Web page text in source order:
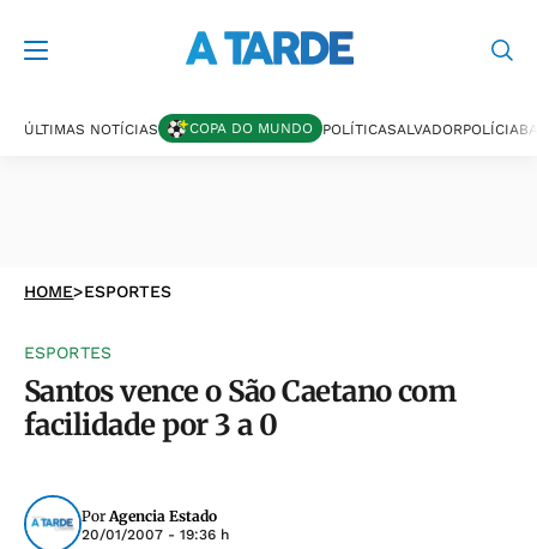
ÚLTIMAS NOTÍCIAS COPA DO MUNDO POLÍTICASALVADORPOLÍCIA
HOME>ESPORTES
ESPORTES
Santos vence o São Caetano com
facilidade por 3 a 0
PorAgencia Estado
20/01/2007 - 19:36 h